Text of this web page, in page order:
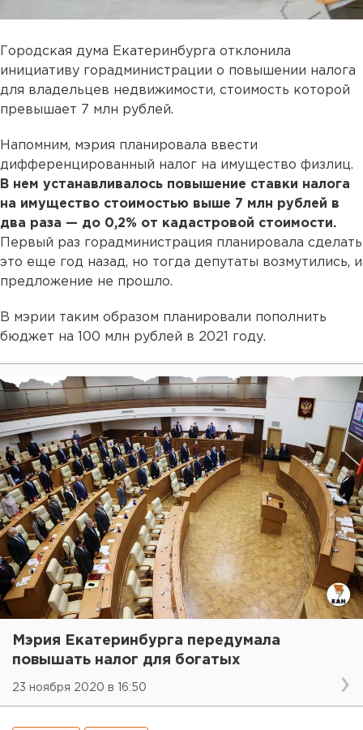
Городская дума Екатеринбурга отклонила
инициативу горадминистрации о повышении налога
для владельцев недвижимости, стоимость которой
превышает 7 млн рублей.
Напомним, мэрия планировала ввести
дифференцированный налог на имущество физлиц.
В нем устанавливалось повышение ставки налога
на имущество стоимостью выше 7 млн рублей в
два раза — до 0,2% от кадастровой стоимости.
Первый раз горадминистрация планировала сделать
это еще год назад, но тогда депутаты возмутились, и
предложение не прошло.
В мэрии таким образом планировали пополнить
бюджет на 100 млн рублей в 2021 году.
Мэрия Екатеринбурга передумала
повышать налог для богатых
23 ноября 2020 в 16:50